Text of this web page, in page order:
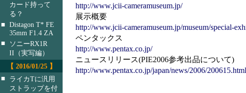
カード持って
る？
■ Distagon T* FE
35mm F1.4 ZA
■
ソニーRX1R
II（実写編）
【 2016/01/25 】
■
ライカTに汎用
ストラップを付
http://www.jcii-cameramuseum.jp/
展示概要
http://www.jcii-cameramuseum.jp/museum/special-
ペンタックス
http://www.pentax.co.jp/
ニュースリリース(PIE2006参考出品について)
http://www.pentax.co.jp/japan/news/2006/200615.html